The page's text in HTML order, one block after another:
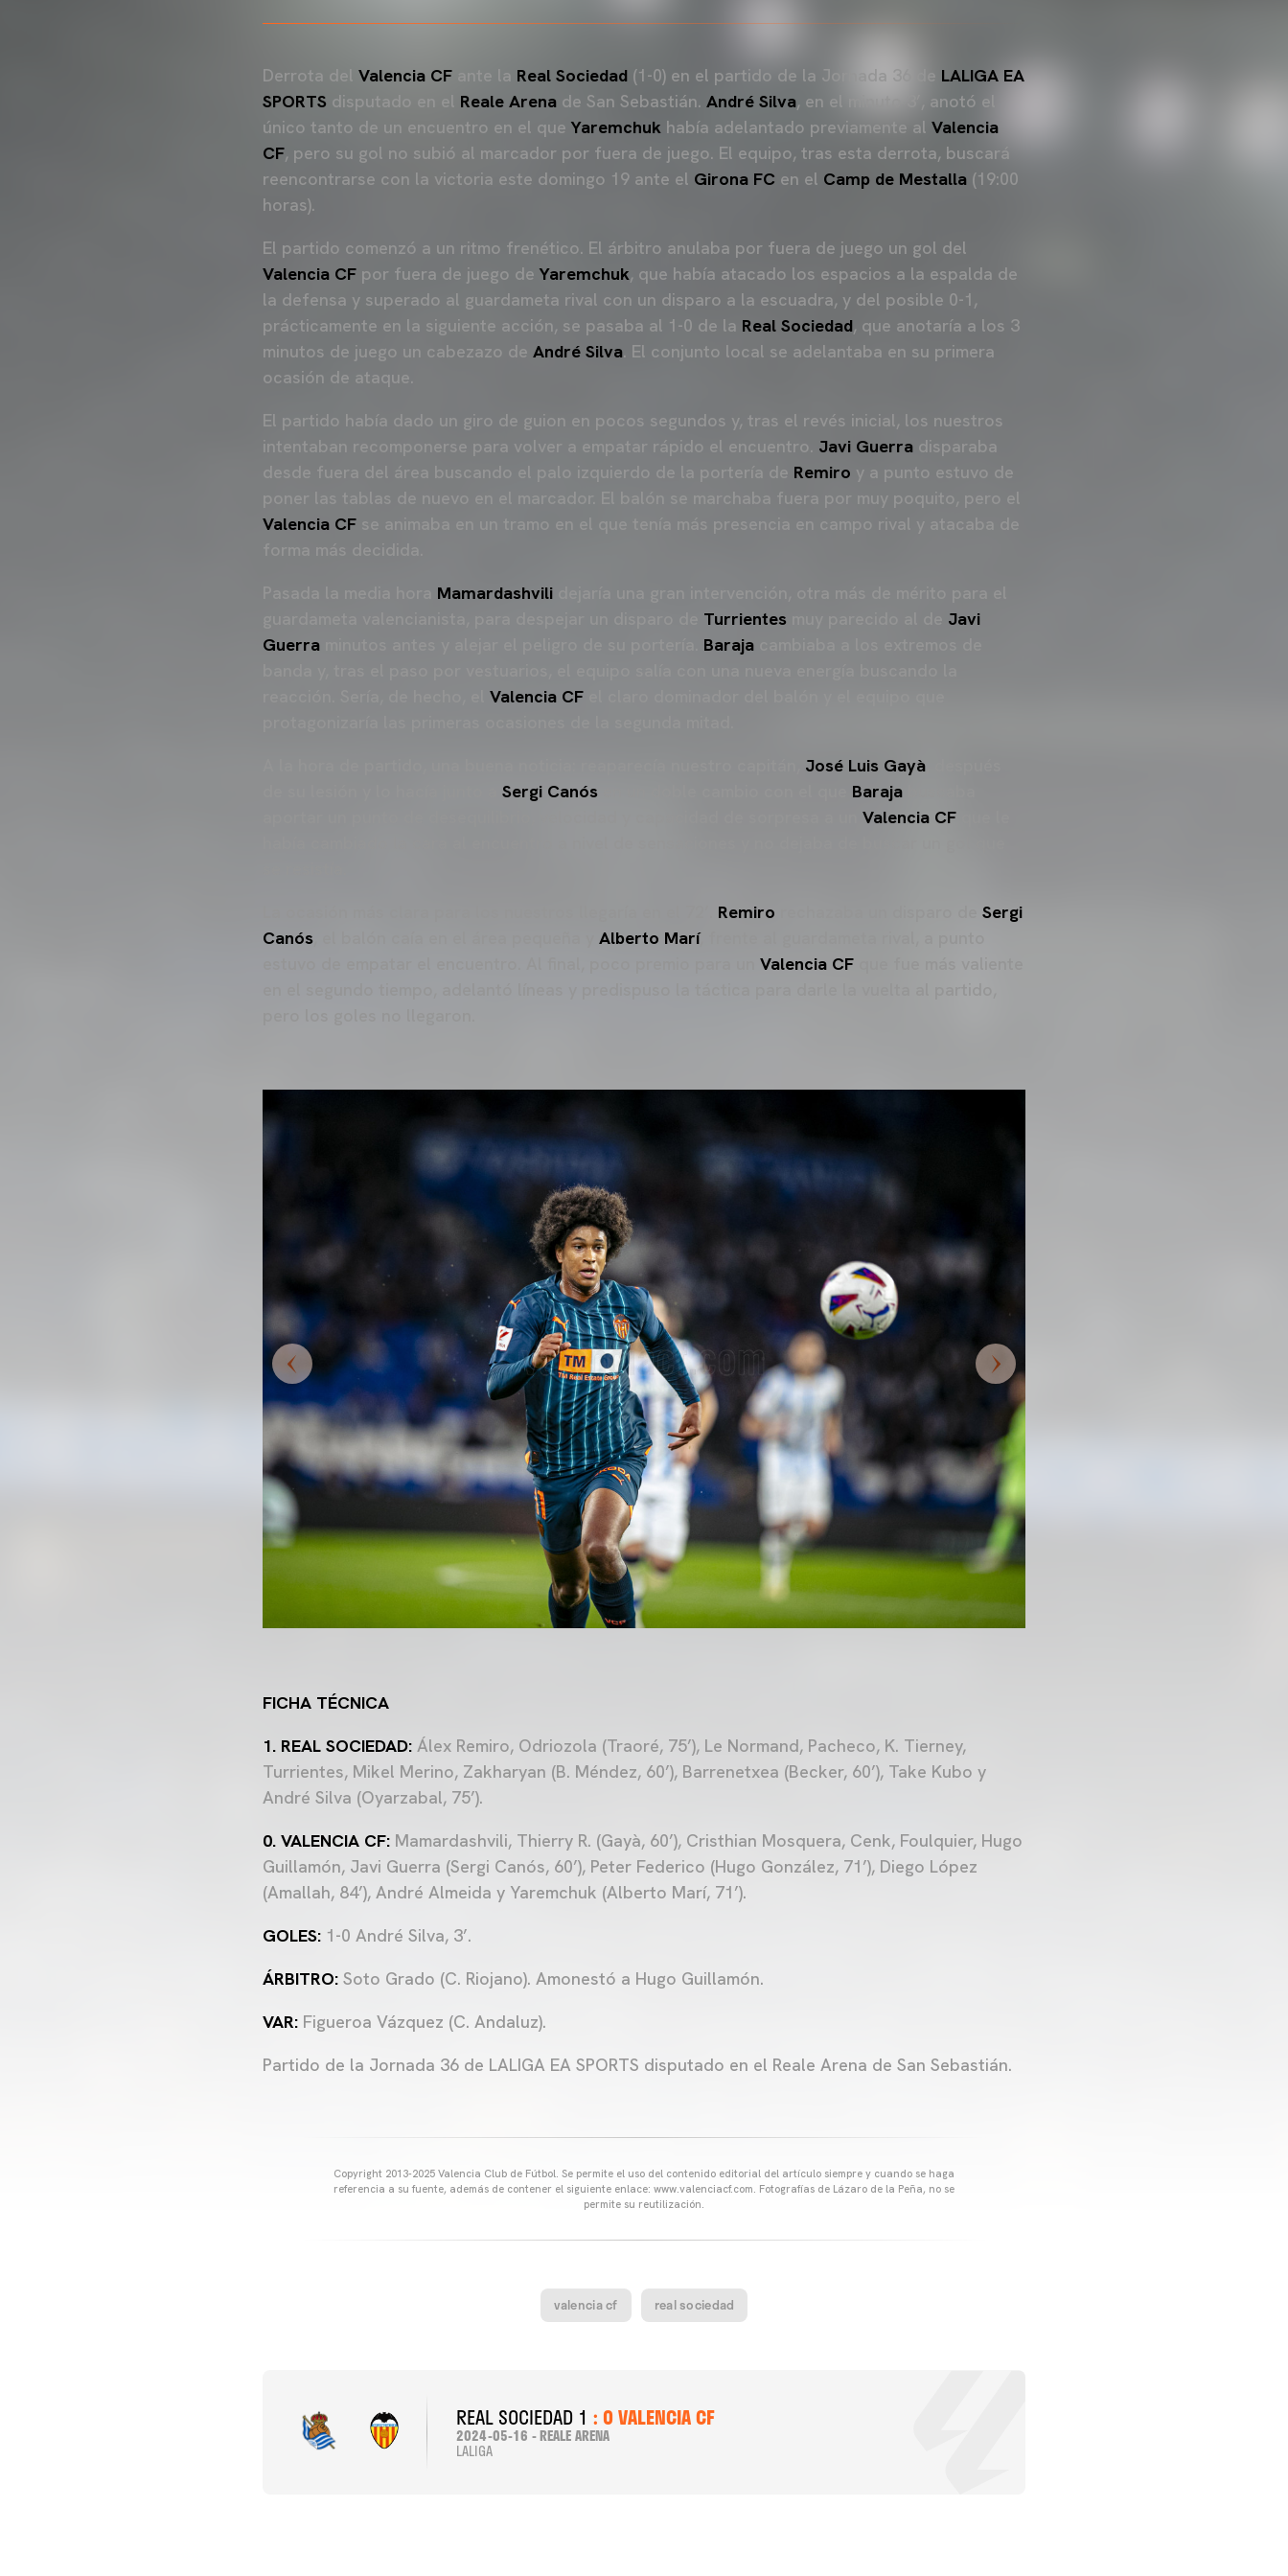
Derrota del Valencia CF ante la Real Sociedad (1-0) en el partido de la Jornada 36 de LALIGA EA
SPORTS disputado en el Reale Arena de San Sebastián. André Silva, en el minuto 3’, anotó el
único tanto de un encuentro en el que Yaremchuk había adelantado previamente al Valencia
CF, pero su gol no subió al marcador por fuera de juego. El equipo, tras esta derrota, buscará
reencontrarse con la victoria este domingo 19 ante el Girona FC en el Camp de Mestalla (19:00
horas).
El partido comenzó a un ritmo frenético. El árbitro anulaba por fuera de juego un gol del
Valencia CF por fuera de juego de Yaremchuk, que había atacado los espacios a la espalda de
la defensa y superado al guardameta rival con un disparo a la escuadra, y del posible 0-1,
prácticamente en la siguiente acción, se pasaba al 1-0 de la Real Sociedad, que anotaría a los 3
minutos de juego un cabezazo de André Silva. El conjunto local se adelantaba en su primera
ocasión de ataque.
El partido había dado un giro de guion en pocos segundos y, tras el revés inicial, los nuestros
intentaban recomponerse para volver a empatar rápido el encuentro. Javi Guerra disparaba
desde fuera del área buscando el palo izquierdo de la portería de Remiro y a punto estuvo de
poner las tablas de nuevo en el marcador. El balón se marchaba fuera por muy poquito, pero el
Valencia CF se animaba en un tramo en el que tenía más presencia en campo rival y atacaba de
forma más decidida.
Mamardashvili
Turrientes
Javi
Guerra
Baraja
Valencia CF
José Luis Gayà
Sergi Canós Baraja
Valencia CF
Remiro
Sergi
Canós
Alberto Marí, frente al guardameta rival, a punto
Valencia CF
FICHA TÉCNICA
1. REAL SOCIEDAD: Álex Remiro, Odriozola (Traoré, 75’), Le Normand, Pacheco, K. Tierney,
Turrientes, Mikel Merino, Zakharyan (B. Méndez, 60’), Barrenetxea (Becker, 60’), Take Kubo y
André Silva (Oyarzabal, 75’).
0. VALENCIA CF: Mamardashvili, Thierry R. (Gayà, 60’), Cristhian Mosquera, Cenk, Foulquier, Hugo
Guillamón, Javi Guerra (Sergi Canós, 60’), Peter Federico (Hugo González, 71’), Diego López
(Amallah, 84’), André Almeida y Yaremchuk (Alberto Marí, 71’).
GOLES: 1-0 André Silva, 3’.
ÁRBITRO: Soto Grado (C. Riojano). Amonestó a Hugo Guillamón.
VAR: Figueroa Vázquez (C. Andaluz).
Partido de la Jornada 36 de LALIGA EA SPORTS disputado en el Reale Arena de San Sebastián.
Copyright 2013-2025 Valencia Club de Fútbol. Se permite el uso del contenido editorial del artículo siempre y cuando se haga
referencia a su fuente, además de contener el siguiente enlace: www.valenciacf.com. Fotografías de Lázaro de la Peña, no se
permite su reutilización.
valencia cf real sociedad
REAL SOCIEDAD 1 : 0 VALENCIA CF
2024-05-16 - REALE ARENA
LALIGA